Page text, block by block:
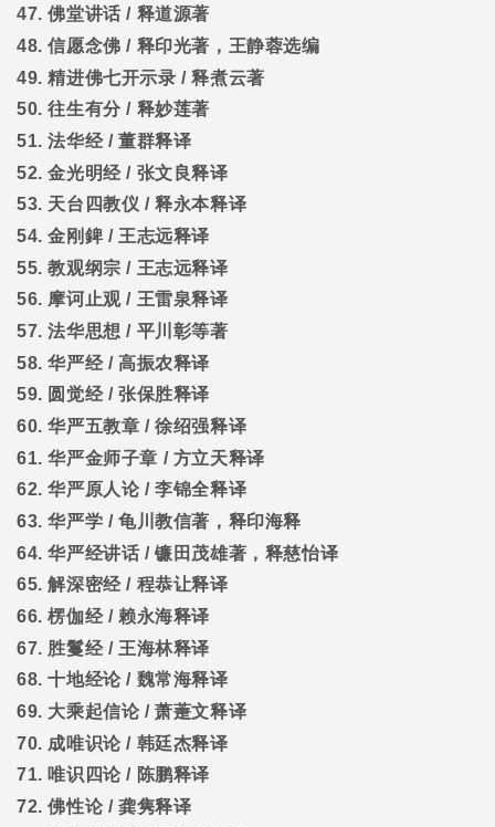
47.佛堂讲话 / 释道源著
48.信愿念佛 / 释印光著，王静蓉选编
49.精进佛七开示录 /释煮云著
50.往生有分 / 释妙莲著
51.法华经/董群释译
52.金光明经/ 张文良释译
53. 天台四教仪 /释永本释译
54.金刚錍 / 王志远释译
55.教观纲宗 / 王志远释译
56. 摩诃止观/ 王雷泉释译
57.法华思想 / 平川彰等著
58.华严经/高振农释译
59. 圆觉经/张保胜释译
60.华严五教章 /徐绍强释译
61.华严金师子章 / 方立天释译
62.华严原人论/李锦全释译
63.华严学 /龟川教信著，释印海释
64.华严经讲话 /镰田茂雄著，释慈怡译
65.解深密经/ 程恭让释译
66.楞伽经/ 赖永海释译
67. 胜鬘经/ 王海林释译
68.十地经论/ 魏常海释译
69. 大乘起信论/萧萐文释译
70. 成唯识论/ 韩廷杰释译
71. 唯识四论/ 陈鹏释译
72.佛性论/龚隽释译